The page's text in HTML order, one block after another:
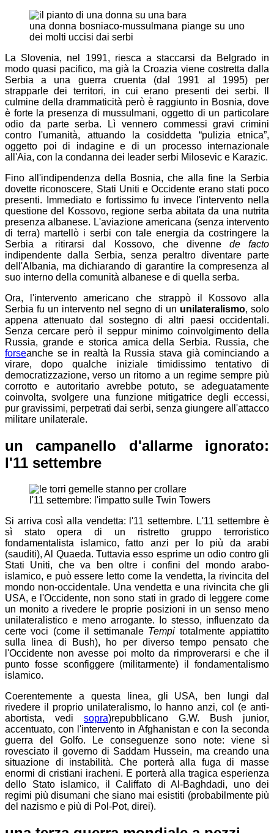
una donna bosniaco-mussulmana piange su uno
dei molti uccisi dai serbi
La Slovenia, nel 1991, riesca a staccarsi da Belgrado in
modo quasi pacifico, ma già la Croazia viene costretta dalla
Serbia a una guerra cruenta (dal 1991 al 1995) per
strapparle dei territori, in cui erano presenti dei serbi. Il
culmine della drammaticità però è raggiunto in Bosnia, dove
è forte la presenza di mussulmani, oggetto di un particolare
odio da parte serba. Lì vennero commessi gravi crimini
contro l'umanità, attuando la cosiddetta “pulizia etnica”,
oggetto poi di indagine e di un processo internazionale
all'Aia, con la condanna dei leader serbi Milosevic e Karazic.
Fino all'indipendenza della Bosnia, che alla fine la Serbia
dovette riconoscere, Stati Uniti e Occidente erano stati poco
presenti. Immediato e fortissimo fu invece l'intervento nella
questione del Kossovo, regione serba abitata da una nutrita
presenza albanese. L'aviazione americana (senza intervento
di terra) martellò i serbi con tale energia da costringere la
Serbia a ritirarsi dal Kossovo, che divenne de facto
indipendente dalla Serbia, senza peraltro diventare parte
dell'Albania, ma dichiarando di garantire la compresenza al
suo interno della comunità albanese e di quella serba.
Ora, l'intervento americano che strappò il Kossovo alla
Serbia fu un intervento nel segno di un unilateralismo, solo
appena attenuato dal sostegno di altri paesi occidentali.
Senza cercare però il seppur minimo coinvolgimento della
Russia, grande e storica amica della Serbia. Russia, che
forseanche se in realtà la Russia stava già cominciando a
virare, dopo qualche iniziale timidissimo tentativo di
democratizzazione, verso un ritorno a un regime sempre più
corrotto e autoritarioavrebbe potuto, se adeguatamente
coinvolta, svolgere una funzione mitigatrice degli eccessi,
pur gravissimi, perpetrati dai serbi, senza giungere all'attacco
militare unilaterale.
un campanello d'allarme ignorato:
l'11 settembre
l'11 settembre: l'impatto sulle Twin Towers
Si arriva così alla vendetta: l'11 settembre. L'11 settembre è
sì stato opera di un ristretto gruppo terroristico
fondamentalista islamico, fatto anzi per lo più da arabi
(sauditi), Al Quaeda. Tuttavia esso esprime un odio contro gli
Stati Uniti, che va ben oltre i confini del mondo arabo-
islamico, e può essere letto come la vendetta, la rivincita del
mondo non-occidentale. Una vendetta e una rivincita che gli
USA, e l'Occidente, non sono stati in grado di leggere come
un monito a rivedere le proprie posizioni in un senso meno
unilateralistico e meno arrogante. Io stesso, influenzato da
certe voci (come il settimanale Tempi totalmente appiattito
sulla linea di Bush), ho per diverso tempo pensato che
l'Occidente non avesse poi molto da rimproverarsi e che il
punto fosse sconfiggere (militarmente) il fondamentalismo
islamico.
Coerentemente a questa linea, gli USA, ben lungi dal
rivedere il proprio unilateralismo, lo hanno anzi, col (e anti-
abortista, vedi sopra)repubblicano G.W. Bush junior,
accentuato, con l'intervento in Afghanistan e con la seconda
guerra del Golfo. Le conseguenze sono note: viene sì
rovesciato il governo di Saddam Hussein, ma creando una
situazione di instabilità. Che porterà alla fuga di masse
enormi di cristiani iracheni. E porterà alla tragica esperienza
dello Stato islamico, il Califfato di Al-Baghdadi, uno dei
regimi più disumani che siano mai esistiti (probabilmente più
del nazismo e più di Pol-Pot, direi).